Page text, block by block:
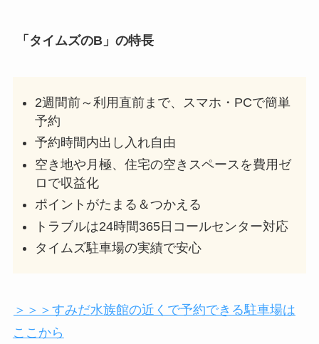
「タイムズのB」の特長
2週間前～利用直前まで、スマホ・PCで簡単
予約
予約時間内出し入れ自由
空き地や月極、住宅の空きスペースを費用ゼ
ロで収益化
ポイントがたまる＆つかえる
トラブルは24時間365日コールセンター対応
タイムズ駐車場の実績で安心
＞＞＞すみだ水族館の近くで予約できる駐車場は
ここから